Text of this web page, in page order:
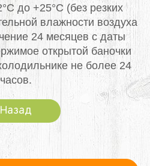
до +25°С (без резких
влажности воздуха
24 месяцев с даты
открытой баночки
не более 24
часов.
Назад